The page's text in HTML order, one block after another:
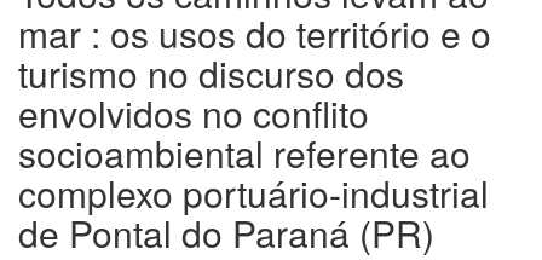
mar : os usos do território e o
turismo no discurso dos
envolvidos no conflito
socioambiental referente ao
complexo portuário-industrial
de Pontal do Paraná (PR)